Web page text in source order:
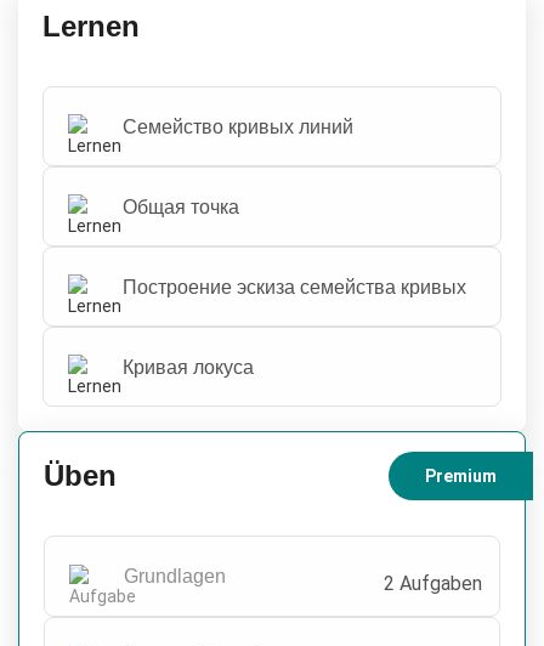
Lernen
Семейство кривых линий
Общая точка
Построение эскиза семейства кривых
Кривая локуса
Üben Premium
Grundlagen 2 Aufgaben